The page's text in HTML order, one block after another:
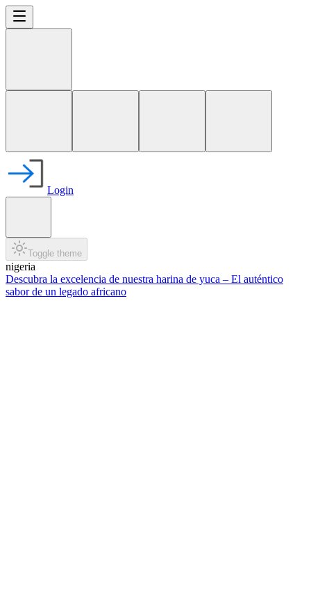
Login
Toggle theme
nigeria
Descubra la excelencia de nuestra harina de yuca – El auténtico
sabor de un legado africano